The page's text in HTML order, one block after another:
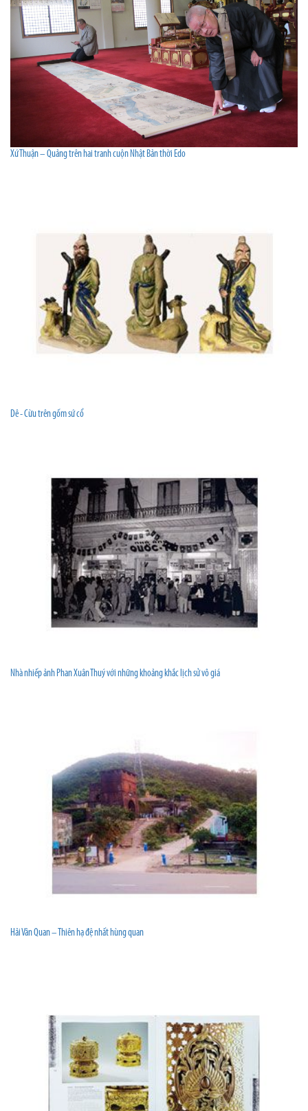
Xứ Thuận – Quảng trên hai tranh cuộn Nhật Bản thời Edo
Dê - Cừu trên gốm sứ cổ
Nhà nhiếp ảnh Phan Xuân Thuý với những khoảng khắc lịch sử vô giá
Hải Vân Quan – Thiên hạ đệ nhất hùng quan